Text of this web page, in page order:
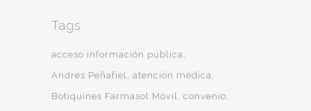
Tags
acceso información pública
Andrés Peñafiel atención médica
Botiquines Farmasol Móvil convenio